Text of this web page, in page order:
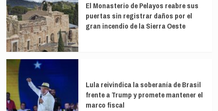
El Monasterio de Pelayos reabre sus
puertas sin registrar daños por el
gran incendio de la Sierra Oeste
Lula reivindica la soberanía de Brasil
frente a Trump y promete mantener el
marco fiscal